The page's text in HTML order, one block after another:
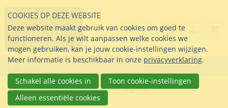
links
over
Direct
naar
inhoud
Direct
naar
info@seltmann-
Stel uw vraag
085 76 07 000
Search
Menu
Webwinkel Seltmann.nl Laguna
COOKIES OP DEZE WEBSITE
Deze website maakt gebruik van cookies om goed te
functioneren. Als je wilt aanpassen welke cookies we
mogen gebruiken, kan je jouw cookie-instellingen wijzigen.
Meer informatie is beschikbaar in onze privacyverklaring.
Schakel alle cookies in
Toon cookie-instellingen
Alleen essentiële cookies